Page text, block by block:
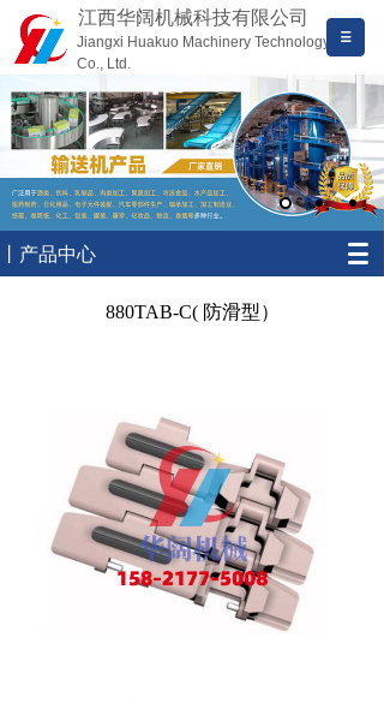
江西华阔机械科技有限公司
Jiangxi Huakuo Machinery Technology
Co., Ltd.
丨产品中心
880TAB-C( 防滑型）